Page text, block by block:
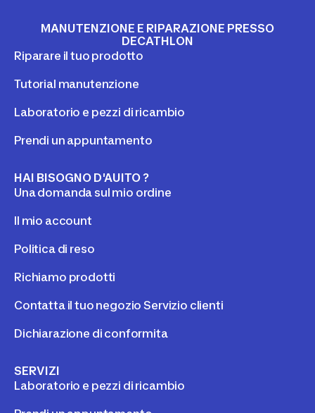
MANUTENZIONE E RIPARAZIONE PRESSO
DECATHLON
Riparare il tuo prodotto
Tutorial manutenzione
Laboratorio e pezzi di ricambio
Prendi un appuntamento
HAI BISOGNO D'AUITO ?
Una domanda sul mio ordine
Il mio account
Politica di reso
Richiamo prodotti
Contatta il tuo negozio Servizio clienti
Dichiarazione di conformita
SERVIZI
Laboratorio e pezzi di ricambio